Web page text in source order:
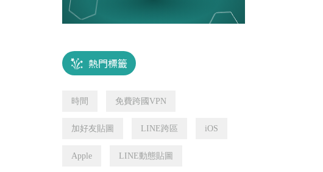
熱門標籤
時間 免費跨國VPN
加好友貼圖 LINE跨區 iOS
Apple LINE動態貼圖